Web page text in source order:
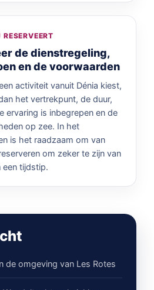
de dienstregeling,
en de voorwaarden
activiteit vanuit Dénia kiest,
het vertrekpunt, de duur,
ervaring is inbegrepen en de
op zee. In het
is het raadzaam om van
om zeker te zijn van
een tijdstip.
de omgeving van Les Rotes